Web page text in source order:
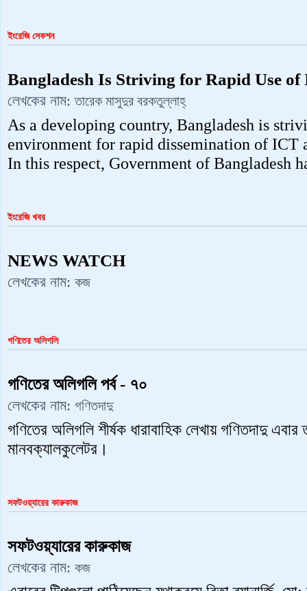
ইংরেজি সেকশন
Bangladesh Is Striving for Rapid Use
লেখকের নাম:তারেক মাসুদুর বরকতুল্লাহ্‌
As a developing country, Bangladesh is
environment for rapid dissemination of ICT
In this respect, Government of Bangladesh
ইংরেজি খবর
NEWS WATCH
লেখকের নাম: কজ
গণিতের অলিগলি
গণিতের অলিগলি পর্ব - ৭০
লেখকের নাম: গণিতদাদু
গণিতের অলিগলি শীর্ষক ধারাবাহিক লেখায় গণিতদাদু
মানবক্যালকুলেটর।
সফটওয়্যারের কারুকাজ
সফটওয়্যারের কারুকাজ
লেখকের নাম: কজ